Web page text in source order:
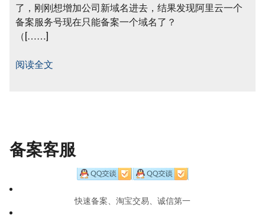
了，刚刚想增加公司新域名进去，结果发现阿里云一个
备案服务号现在只能备案一个域名了？
（[……]
阅读全文
备案客服
快速备案、淘宝交易、诚信第一